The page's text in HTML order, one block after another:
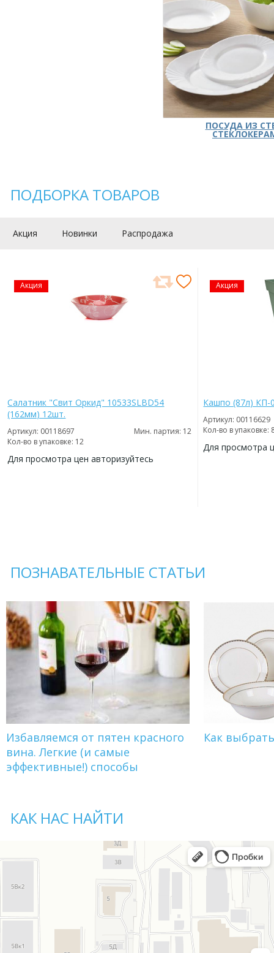
ПОСУДА ИЗ
ПОДБОРКА ТОВАРОВ
Акция Новинки Распродажа
Акция
Салатник "Свит Оркид" 10533SLBD54
(162мм) 12шт.
Артикул: 00118697
Мин. партия: 12
Кол-во в упаковке: 12
Для просмотра цен авторизуйтесь
Акция
Кашпо (87л) КП-
Артикул: 00116629
Кол-во в упаковке:
Для просмотра
ПОЗНАВАТЕЛЬНЫЕ СТАТЬИ
Избавляемся от пятен красного
вина. Легкие (и самые
эффективные!) способы
Как
КАК НАС НАЙТИ